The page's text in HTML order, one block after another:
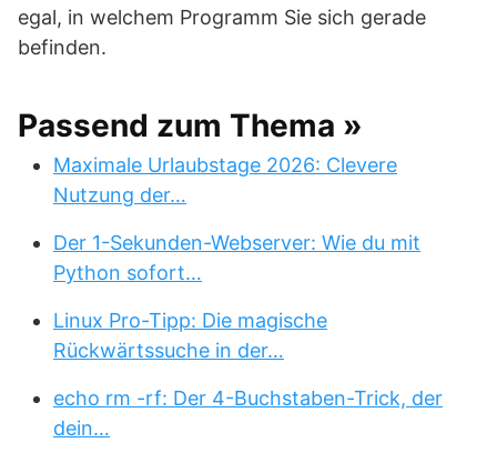
egal, in welchem Programm Sie sich gerade
befinden.
Passend zum Thema »
Maximale Urlaubstage 2026: Clevere
Nutzung der…
Der 1-Sekunden-Webserver: Wie du mit
Python sofort…
Linux Pro-Tipp: Die magische
Rückwärtssuche in der…
echo rm -rf: Der 4-Buchstaben-Trick, der
dein…